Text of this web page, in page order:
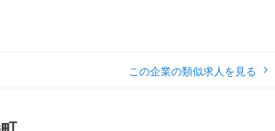
この企業の類似求人を見る